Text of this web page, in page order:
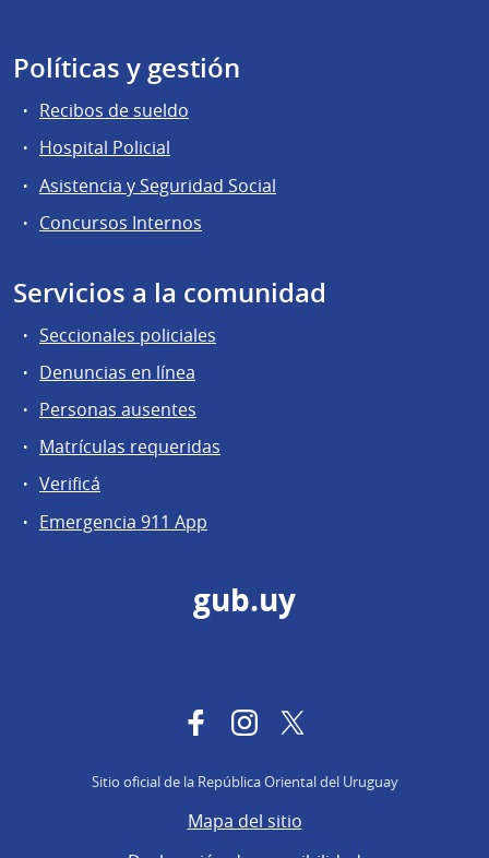
Políticas y gestión
Recibos de sueldo
Hospital Policial
Asistencia y Seguridad Social
Concursos Internos
Servicios a la comunidad
Seccionales policiales
Denuncias en línea
Personas ausentes
Matrículas requeridas
Verificá
Emergencia 911 App
gub.uy
FacebookInstagram
Sitio oficial de la República Oriental del Uruguay
Mapa del sitio